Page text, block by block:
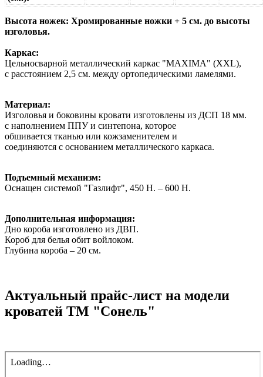
Высота ножек: Хромированные ножки + 5 см. до высоты
изголовья.
Каркас:
Цельносварной металлический каркас "MAXIMA" (XXL),
с расстоянием 2,5 см. между ортопедическими ламелями.
Материал:
Изголовья и боковины кровати изготовлены из ДСП 18 мм.
с наполнением ППУ и синтепона, которое
обшивается тканью или кожзаменителем и
соединяются с основанием металлического каркаса.
Подъемный механизм:
Оснащен системой "Газлифт", 450 Н. – 600 Н.
Дополнительная информация:
Дно короба изготовлено из ДВП.
Короб для белья обит войлоком.
Глубина короба – 20 см.
Актуальный прайс-лист на модели
кроватей ТМ "Сонель"